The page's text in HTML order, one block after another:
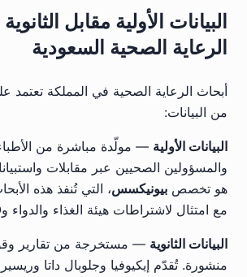
البيانات الأولية مقابل
الرعاية الصحية السعودية
أبحاث الرعاية الصحية في المملكة تعتمد
من البيانات:
البيانات الأولية — مولّدة مباشرة من
والمسؤولين الصحيين عبر مقابلات
هو تخصص بيونيكسس، التي تُنفذ هذه
مع امتثال لاشتراطات هيئة الغذاء والدواء وNUPCO.
البيانات الثانوية — مستخرجة من تقارير
منشورة. تُقدّم إيكيوفيا وجلوبال داتا